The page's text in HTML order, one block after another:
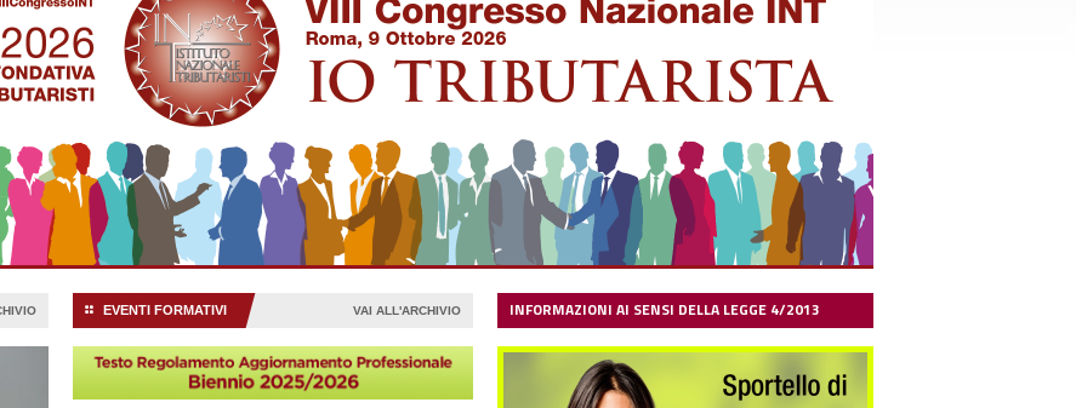
⚏ EVENTI FORMATIVI VAI ALL'ARCHIVIO INFORMAZIONI AI SENSI DELLA LEGGE 4/2013